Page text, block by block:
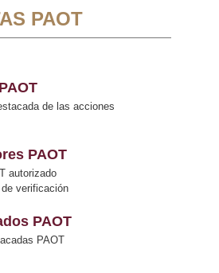
PAOT
de las acciones
PAOT
autorizado
verificación
PAOT
PAOT